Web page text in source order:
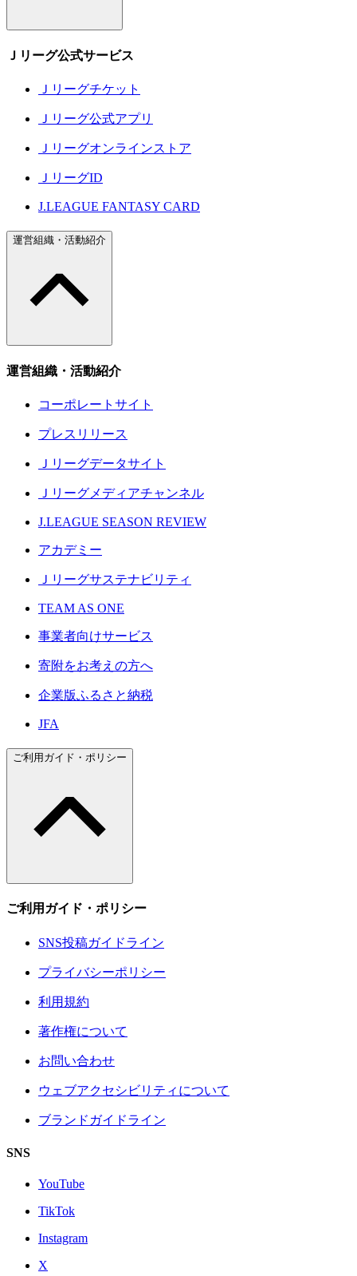
Ｊリーグ公式サービス
Ｊリーグチケット
Ｊリーグ公式アプリ
Ｊリーグオンラインストア
ＪリーグID
J.LEAGUE FANTASY CARD
運営組織・活動紹介
運営組織・活動紹介
コーポレートサイト
プレスリリース
Ｊリーグデータサイト
Ｊリーグメディアチャンネル
J.LEAGUE SEASON REVIEW
アカデミー
Ｊリーグサステナビリティ
TEAM AS ONE
事業者向けサービス
寄附をお考えの方へ
企業版ふるさと納税
JFA
ご利用ガイド・ポリシー
ご利用ガイド・ポリシー
SNS投稿ガイドライン
プライバシーポリシー
利用規約
著作権について
お問い合わせ
ウェブアクセシビリティについて
ブランドガイドライン
SNS
YouTube
TikTok
Instagram
X